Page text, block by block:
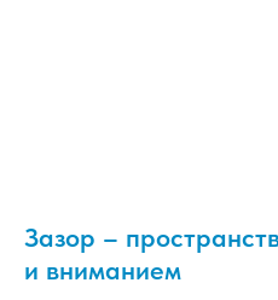
Зазор –
и вниманием